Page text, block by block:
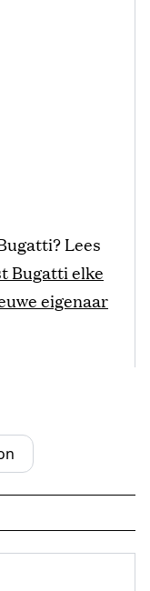
Lees
Bugatti elke
eigenaar